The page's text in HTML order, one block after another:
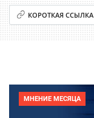
КОРОТКАЯ ССЫЛКА
МНЕНИЕ МЕСЯЦА